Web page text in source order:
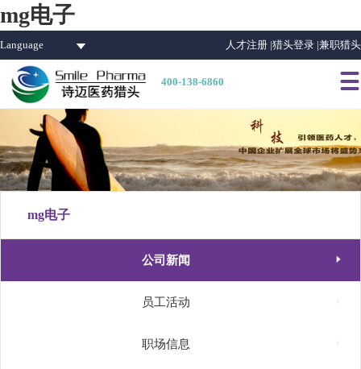
mg电子
Language 人才注册 |猎头登录 |兼职猎头
400-138-6860 
mg电子
公司新闻 
员工活动
职场信息